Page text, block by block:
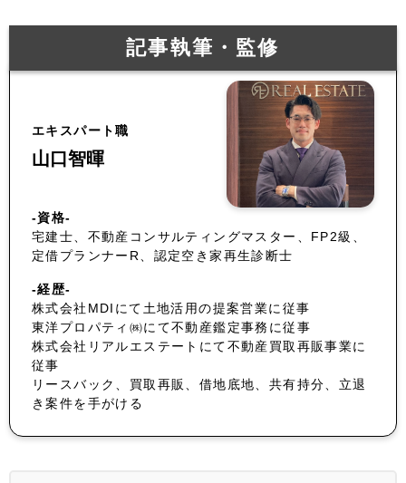
記事執筆・監修
エキスパート職
山口智暉
-資格-
宅建士、不動産コンサルティングマスター、FP2級、
定借プランナーR、認定空き家再生診断士
-経歴-
株式会社MDIにて土地活用の提案営業に従事
東洋プロパティ㈱にて不動産鑑定事務に従事
株式会社リアルエステートにて不動産買取再販事業に
従事
リースバック、買取再販、借地底地、共有持分、立退
き案件を手がける